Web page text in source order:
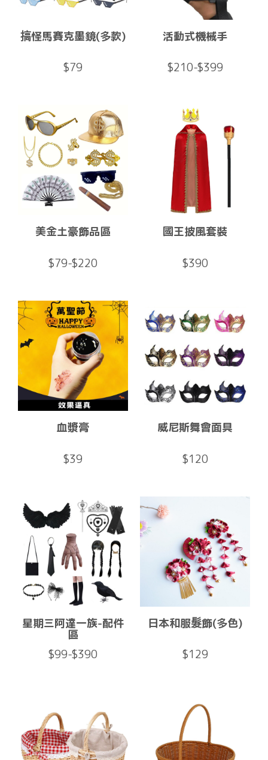
搞怪馬賽克墨鏡(多款)
$79
活動式機械手
$210-$399
美金土豪飾品區
$79-$220
國王披風套裝
$390
血漿膏
$39
威尼斯舞會面具
$120
星期三阿達一族-配件
區
$99-$390
日本和服髮飾(多色)
$129